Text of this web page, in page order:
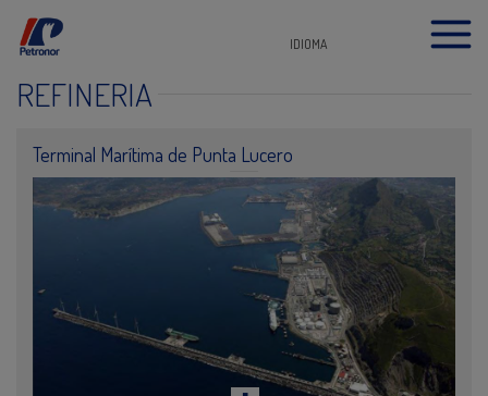
IDIOMA
REFINERÍA
Terminal Marítima de Punta Lucero